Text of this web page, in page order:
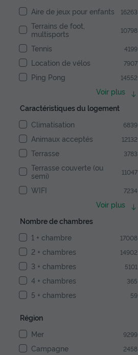
Aire de jeux pour enfants
16263
Terrains de foot,
multisports
10798
Tennis 4199
Location de vélos 7907
Ping Pong 14552
Voir plus
Caractéristiques du logement
Climatisation
6839
Animaux acceptés 12132
Terrasse 3783
Terrasse couverte (ou
semi)
11047
WIFI 7234
Voir plus
Nombre de chambres
1 + chambre
17008
2 + chambres 14902
3 + chambres 5101
4 + chambres 365
5 + chambres 59
Région
Mer
9299
Campagne 2458